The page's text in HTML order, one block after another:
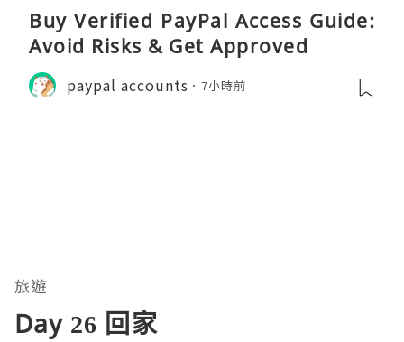
Buy Verified PayPal Access Guide:
Avoid Risks & Get Approved
paypal accounts 7小時前
旅遊
Day 26 回家